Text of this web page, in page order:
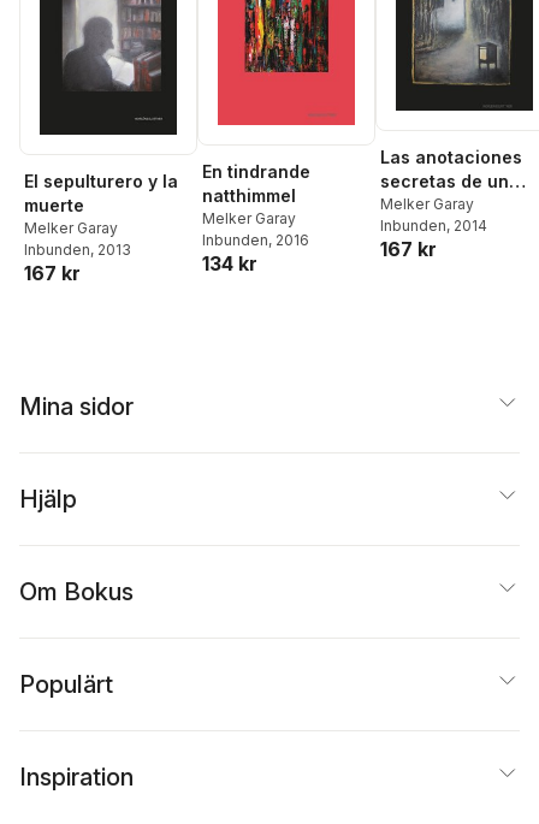
El sepulturero y la
muerte
Melker Garay
Inbunden, 2013
167 kr
En tindrande
natthimmel
Melker Garay
Inbunden, 2016
134 kr
Las anotaciones
secretas de un
sacristán
Melker Garay
Inbunden, 2014
167 kr
Mina sidor
Hjälp
Om Bokus
Populärt
Inspiration